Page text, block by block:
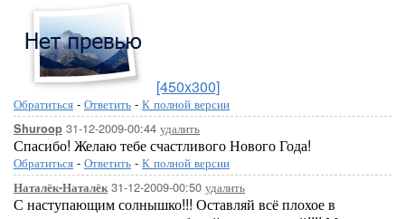
[450x300]
Обратиться - Ответить - К полной версии
Shuroop 31-12-2009-00:44 удалить
Спасибо! Желаю тебе счастливого Нового Года!
Обратиться - Ответить - К полной версии
Наталёк-Наталёк31-12-2009-00:50 удалить
С наступающим солнышко!!! Оставляй всё плохое в